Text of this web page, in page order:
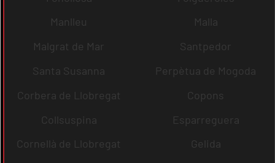
Manlleu
Malla
Malgrat de Mar
Santpedor
Santa Susanna
Perpètua de Mogoda
Corbera de Llobregat
Copons
Collsuspina
Esparreguera
Cornellà de Llobregat
Gelida